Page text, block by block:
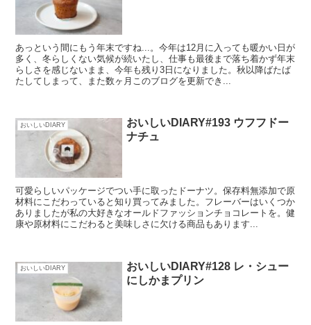
あっという間にもう年末ですね...。今年は12月に入っても暖かい日が
多く、冬らしくない気候が続いたし、仕事も最後まで落ち着かず年末
らしさを感じないまま、今年も残り3日になりました。秋以降ばたば
たしてしまって、また数ヶ月このブログを更新でき...
おいしいDIARY
おいしいDIARY#193 ウフフドー
ナチュ
可愛らしいパッケージでつい手に取ったドーナツ。保存料無添加で原
材料にこだわっていると知り買ってみました。フレーバーはいくつか
ありましたが私の大好きなオールドファッションチョコレートを。健
康や原材料にこだわると美味しさに欠ける商品もあります...
おいしいDIARY
おいしいDIARY#128 レ・シュー
にしかまプリン